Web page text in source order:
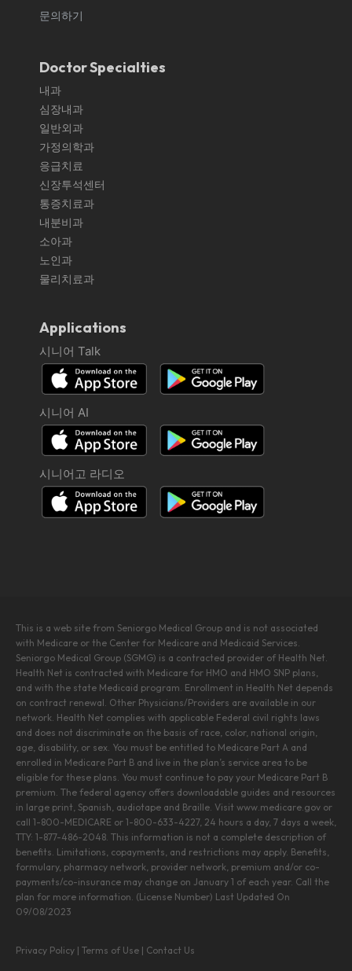
문의하기
Doctor Specialties
내과
심장내과
일반외과
가정의학과
응급치료
신장투석센터
통증치료과
내분비과
소아과
노인과
물리치료과
Applications
시니어 Talk
시니어 AI
시니어고 라디오
This is a web site from Seniorgo Medical Group and is not associated
with Medicare or the Center for Medicare and Medicaid Services.
Seniorgo Medical Group (SGMG) is a contracted provider of Health Net.
Health Net is contracted with Medicare for HMO and HMO SNP plans,
and with the state Medicaid program. Enrollment in Health Net depends
on contract renewal. Other Physicians/Providers are available in our
network. Health Net complies with applicable Federal civil rights laws
and does not discriminate on the basis of race, color, national origin,
age, disability, or sex. You must be entitled to Medicare Part A and
enrolled in Medicare Part B and live in the plan’s service area to be
eligible for these plans. You must continue to pay your Medicare Part B
premium. The federal agency offers downloadable guides and resources
in large print, Spanish, audiotape and Braille. Visit www.medicare.gov or
call 1-800-MEDICARE or 1-800-633-4227, 24 hours a day, 7 days a week,
TTY: 1-877-486-2048. This information is not a complete description of
benefits. Limitations, copayments, and restrictions may apply. Benefits,
formulary, pharmacy network, provider network, premium and/or co-
payments/co-insurance may change on January 1 of each year. Call the
plan for more information. (License Number) Last Updated On
09/08/2023
Privacy Policy | Terms of Use | Contact Us